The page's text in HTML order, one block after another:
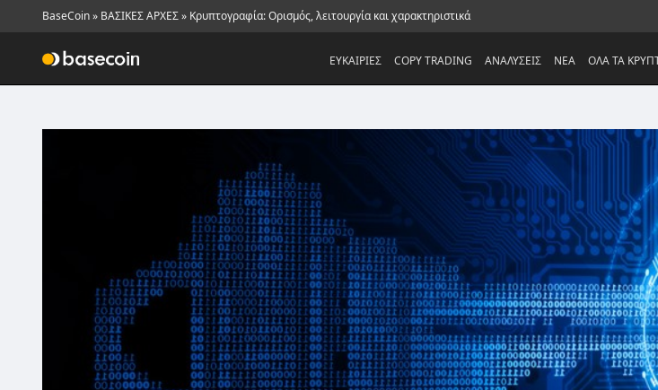
BaseCoin» ΒΑΣΙΚΕΣ ΑΡΧΕΣ» Κρυπτογραφία: Ορισμός, λειτουργία και χαρακτηριστικά
ΕΥΚΑΙΡΙΕΣ COPY TRADING ΑΝΑΛΥΣΕΙΣ NEA ΟΛΑ ΤΑ